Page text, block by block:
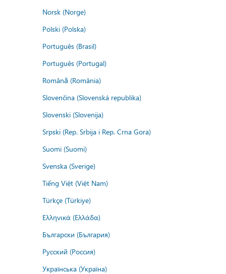
Norsk (Norge)
Polski (Polska)
Português (Brasil)
Português (Portugal)
Română (România)
Slovenčina (Slovenská republika)
Slovenski (Slovenija)
Srpski (Rep. Srbija i Rep. Crna Gora)
Suomi (Suomi)
Svenska (Sverige)
Tiếng Việt (Việt Nam)
Türkçe (Türkiye)
Ελληνικά (Ελλάδα)
Български (България)
Русский (Россия)
Українська (Україна)